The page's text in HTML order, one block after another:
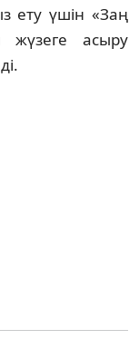
ету үшін «Заң
жүзеге асыру